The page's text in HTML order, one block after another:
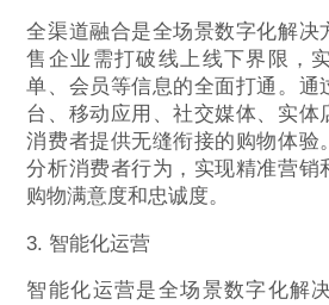
全渠道融合是全场景数字化解决
售企业需打破线上线下界限，
单、会员等信息的全面打通。通
台、移动应用、社交媒体、实体
消费者提供无缝衔接的购物体验
分析消费者行为，实现精准营销
购物满意度和忠诚度。
3. 智能化运营
智能化运营是全场景数字化解